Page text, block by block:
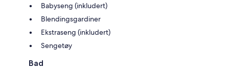
Babyseng (inkludert)
Blendingsgardiner
Ekstraseng (inkludert)
Sengetøy
Bad